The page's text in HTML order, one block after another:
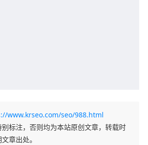
www.krseo.com/seo/988.html
别标注，否则均为本站原创文章，转载时
章出处。